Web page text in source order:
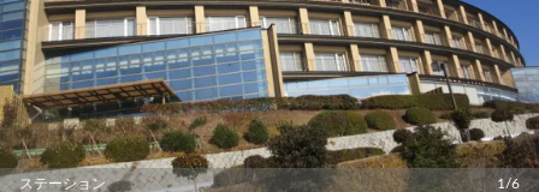
ステーション 1/6